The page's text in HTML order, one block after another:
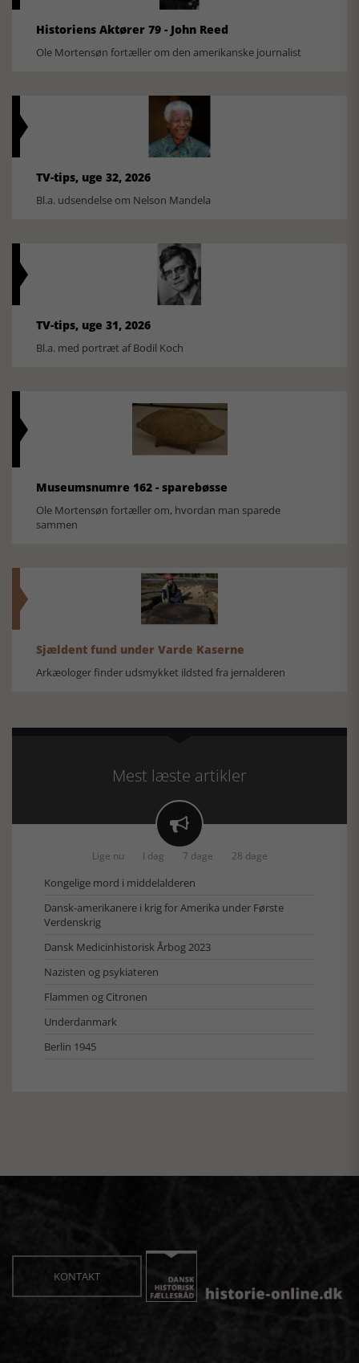
Historiens Aktører 79 - John Reed
Ole Mortensøn fortæller om den amerikanske journalist
TV-tips, uge 32, 2026
Bl.a. udsendelse om Nelson Mandela
TV-tips, uge 31, 2026
Bl.a. med portræt af Bodil Koch
Museumsnumre 162 - sparebøsse
Ole Mortensøn fortæller om, hvordan man sparede
sammen
Sjældent fund under Varde Kaserne
Arkæologer finder udsmykket ildsted fra jernalderen
Mest læste artikler

Lige nu I dag 7 dage 28 dage
Kongelige mord i middelalderen
Dansk-amerikanere i krig for Amerika under Første
Verdenskrig
Dansk Medicinhistorisk Årbog 2023
Nazisten og psykiateren
Flammen og Citronen
Underdanmark
Berlin 1945
KONTAKT